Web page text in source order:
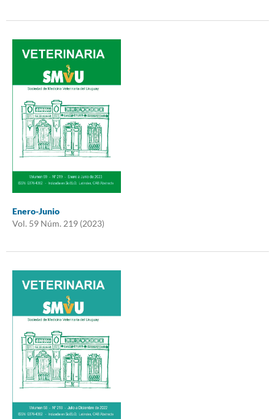
Enero-Junio
Vol. 59 Núm. 219 (2023)